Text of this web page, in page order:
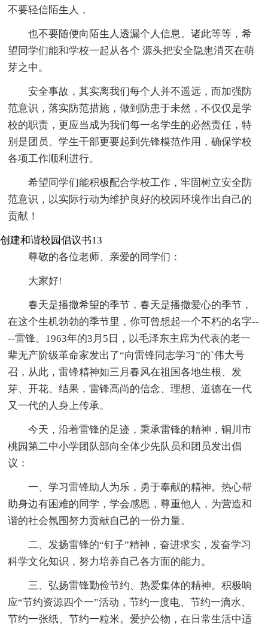
不要轻信陌生人，
也不要随便向陌生人透漏个人信息。诸此等等，希
望同学们能和学校一起从各个 源头把安全隐患消灭在萌
芽之中。
安全事故，其实离我们每个人并不遥远，而加强防
范意识，落实防范措施，做到防患于未然，不仅仅是学
校的职责，更应当成为我们每一名学生的必然责任，特
别是团员、学生干部更要起到先锋模范作用，确保学校
各项工作顺利进行。
希望同学们能积极配合学校工作，牢固树立安全防
范意识，以实际行动为维护良好的校园环境作出自己的
贡献！
创建和谐校园倡议书13
尊敬的各位老师、亲爱的同学们：
大家好!
春天是播撒希望的季节，春天是播撒爱心的季节，
在这个生机勃勃的季节里，你可曾想起一个不朽的名字--
--雷锋。1963年的3月5日，以毛泽东主席为代表的老一
辈无产阶级革命家发出了“向雷锋同志学习”的`伟大号
召，从此，雷锋精神如三月春风在祖国各地生根、发
芽、开花、结果，雷锋高尚的信念、理想、道德在一代
又一代的人身上传承。
今天，沿着雷锋的足迹，秉承雷锋的精神，铜川市
桃园第二中小学团队部向全体少先队员和团员发出倡
议：
一、学习雷锋助人为乐，勇于奉献的精神。热心帮
助身边有困难的同学，学会感恩，尊重他人，为营造和
谐的社会氛围努力贡献自己的一份力量。
二、发扬雷锋的“钉子”精神，奋进求实，发奋学习
科学文化知识，努力培养自己各方面的能力。
三、弘扬雷锋勤俭节约、热爱集体的精神。积极响
应“节约资源四个一”活动，节约一度电、节约一滴水、
节约一张纸、节约一粒米。爱护公物，在日常生活中适